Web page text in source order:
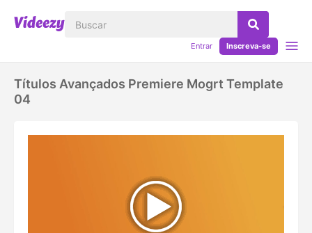
Entrar Inscreva-se
Títulos Avançados Premiere Mogrt Template
04